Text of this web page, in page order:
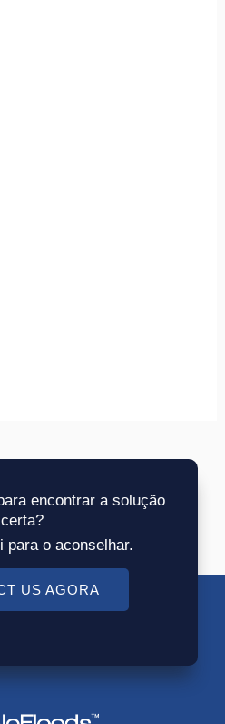
encontrar a solução
certa?
para o aconselhar.
US AGORA